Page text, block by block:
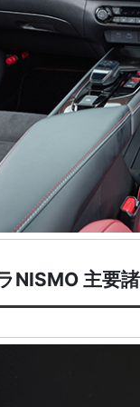
NISMO 主要